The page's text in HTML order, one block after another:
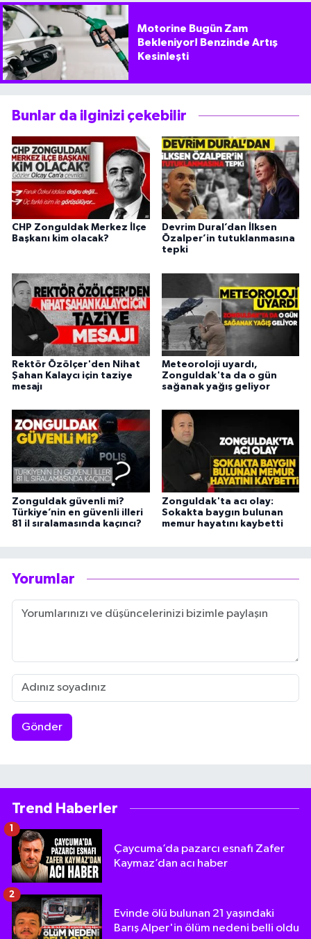
Motorine Bugün Zam
Bekleniyor! Benzinde Artış
Kesinleşti
Bunlar da ilginizi çekebilir
CHP Zonguldak Merkez İlçe
Başkanı kim olacak?
Devrim Dural’dan İlksen
Özalper’in tutuklanmasına
tepki
Rektör Özölçer'den Nihat
Şahan Kalaycı için taziye
mesajı
Meteoroloji uyardı,
Zonguldak'ta da o gün
sağanak yağış geliyor
Zonguldak güvenli mi?
Türkiye’nin en güvenli illeri
81 il sıralamasında kaçıncı?
Zonguldak'ta acı olay:
Sokakta baygın bulunan
memur hayatını kaybetti
Yorumlar
Gönder
Trend Haberler
Çaycuma’da pazarcı esnafı Zafer
Kaymaz’dan acı haber
Evinde ölü bulunan 21 yaşındaki
Barış Alper'in ölüm nedeni belli oldu
2